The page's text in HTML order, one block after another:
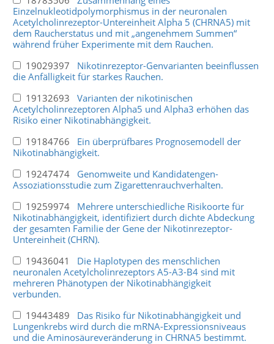
Einzelnukleotidpolymorphismus in der neuronalen
Acetylcholinrezeptor-Untereinheit Alpha 5 (CHRNA5) mit
dem Raucherstatus und mit „angenehmem Summen“
während früher Experimente mit dem Rauchen.
19029397 Nikotinrezeptor-Genvarianten beeinflussen
die Anfälligkeit für starkes Rauchen.
19132693 Varianten der nikotinischen
Acetylcholinrezeptoren Alpha5 und Alpha3 erhöhen das
Risiko einer Nikotinabhängigkeit.
19184766 Ein überprüfbares Prognosemodell der
Nikotinabhängigkeit.
19247474 Genomweite und Kandidatengen-
Assoziationsstudie zum Zigarettenrauchverhalten.
19259974 Mehrere unterschiedliche Risikoorte für
Nikotinabhängigkeit, identifiziert durch dichte Abdeckung
der gesamten Familie der Gene der Nikotinrezeptor-
Untereinheit (CHRN).
19436041 Die Haplotypen des menschlichen
neuronalen Acetylcholinrezeptors A5-A3-B4 sind mit
mehreren Phänotypen der Nikotinabhängigkeit
verbunden.
19443489 Das Risiko für Nikotinabhängigkeit und
Lungenkrebs wird durch die mRNA-Expressionsniveaus
und die Aminosäureveränderung in CHRNA5 bestimmt.